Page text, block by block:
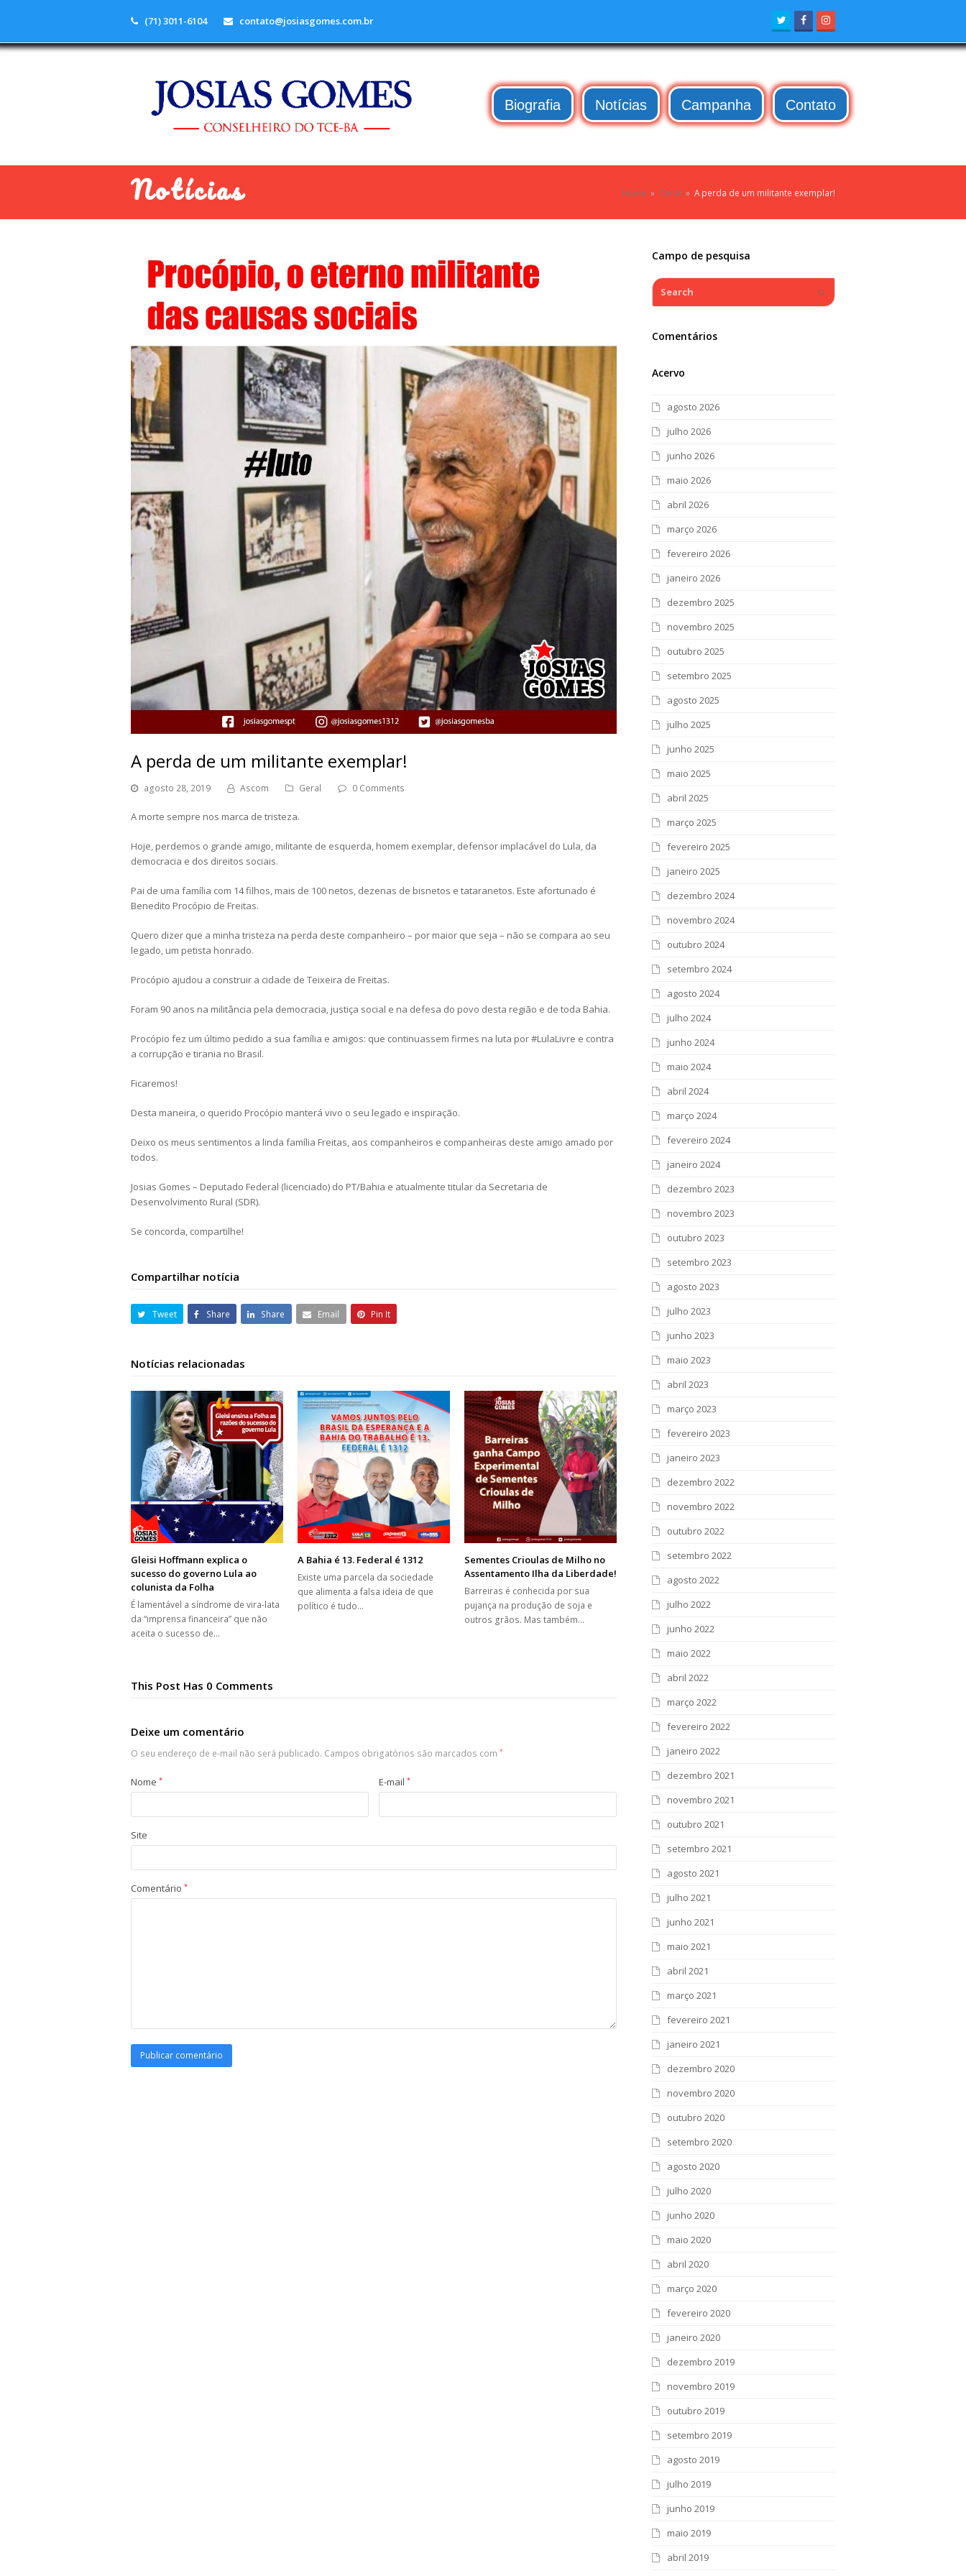
(71) 3011-6104 contato@josiasgomes.com.br TwitterFacebook
Biografia Notícias Campanha Contato
Notícias Home » Geral » A perda de um militante exemplar!
A perda de um militante exemplar!
agosto 28, 2019 Ascom Geral 0 Comments
A morte sempre nos marca de tristeza.
Hoje, perdemos o grande amigo, militante de esquerda, homem exemplar, defensor implacável do Lula, da
democracia e dos direitos sociais.
Pai de uma família com 14 filhos, mais de 100 netos, dezenas de bisnetos e tataranetos. Este afortunado é
Benedito Procópio de Freitas.
Quero dizer que a minha tristeza na perda deste companheiro – por maior que seja – não se compara ao seu
legado, um petista honrado.
Procópio ajudou a construir a cidade de Teixeira de Freitas.
Foram 90 anos na militância pela democracia, justiça social e na defesa do povo desta região e de toda Bahia.
Procópio fez um último pedido a sua família e amigos: que continuassem firmes na luta por #LulaLivre e contra
a corrupção e tirania no Brasil.
Ficaremos!
Desta maneira, o querido Procópio manterá vivo o seu legado e inspiração.
Deixo os meus sentimentos a linda família Freitas, aos companheiros e companheiras deste amigo amado por
todos.
Josias Gomes – Deputado Federal (licenciado) do PT/Bahia e atualmente titular da Secretaria de
Desenvolvimento Rural (SDR).
Se concorda, compartilhe!
Compartilhar notícia
Tweet Share Share Email Pin It
Notícias relacionadas
Gleisi Hoffmann explica o
sucesso do governo Lula ao
colunista da Folha
É lamentável a síndrome de vira-lata
da “imprensa financeira” que não
aceita o sucesso de…
A Bahia é 13. Federal é 1312
Existe uma parcela da sociedade
que alimenta a falsa ideia de que
político é tudo…
Sementes Crioulas de Milho no
Assentamento Ilha da Liberdade!
Barreiras é conhecida por sua
pujança na produção de soja e
outros grãos. Mas também…
This Post Has 0 Comments
Deixe um comentário
O seu endereço de e-mail não será publicado. Campos obrigatórios são marcados com *
Nome * E-mail *
Site
Comentário *
Campo de pesquisa
Search
Comentários
Acervo
agosto 2026
julho 2026
junho 2026
maio 2026
abril 2026
março 2026
fevereiro 2026
janeiro 2026
dezembro 2025
novembro 2025
outubro 2025
setembro 2025
agosto 2025
julho 2025
junho 2025
maio 2025
abril 2025
março 2025
fevereiro 2025
janeiro 2025
dezembro 2024
novembro 2024
outubro 2024
setembro 2024
agosto 2024
julho 2024
junho 2024
maio 2024
abril 2024
março 2024
fevereiro 2024
janeiro 2024
dezembro 2023
novembro 2023
outubro 2023
setembro 2023
agosto 2023
julho 2023
junho 2023
maio 2023
abril 2023
março 2023
fevereiro 2023
janeiro 2023
dezembro 2022
novembro 2022
outubro 2022
setembro 2022
agosto 2022
julho 2022
junho 2022
maio 2022
abril 2022
março 2022
fevereiro 2022
janeiro 2022
dezembro 2021
novembro 2021
outubro 2021
setembro 2021
agosto 2021
julho 2021
junho 2021
maio 2021
abril 2021
março 2021
fevereiro 2021
janeiro 2021
dezembro 2020
novembro 2020
outubro 2020
setembro 2020
agosto 2020
julho 2020
junho 2020
maio 2020
abril 2020
março 2020
fevereiro 2020
janeiro 2020
dezembro 2019
novembro 2019
outubro 2019
setembro 2019
agosto 2019
julho 2019
junho 2019
maio 2019
abril 2019